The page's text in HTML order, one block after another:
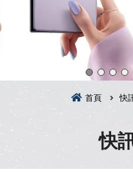
首頁 快
快